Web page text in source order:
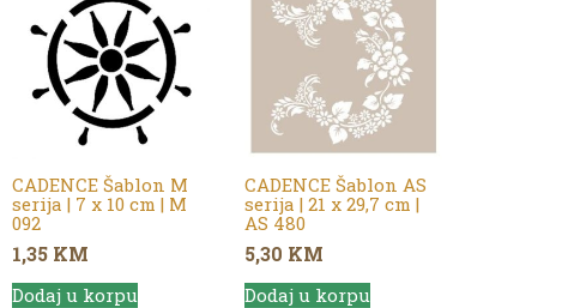
CADENCE Šablon M
serija | 7 x 10 cm | M
092
1,35 KM
Dodaj u korpu
CADENCE Šablon AS
serija | 21 x 29,7 cm |
AS 480
5,30 KM
Dodaj u korpu